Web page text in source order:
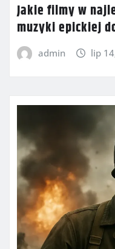
Jakie filmy w
muzyki epickiej
admin lip